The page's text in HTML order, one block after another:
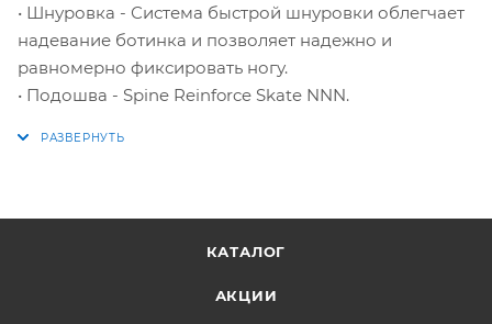
• Шнуровка - Система быстрой шнуровки облегчает
надевание ботинка и позволяет надежно и
равномерно фиксировать ногу.
• Подошва - Spine Reinforce Skate NNN.
КАТАЛОГ
АКЦИИ